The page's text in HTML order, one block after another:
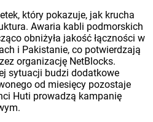
który pokazuje, jak krucha
Awaria kabli podmorskich
obniżyła jakość łączności w
i Pakistanie, co potwierdzają
organizację NetBlocks.
sytuacji budzi dodatkowe
od miesięcy pozostaje
Huti prowadzą kampanię